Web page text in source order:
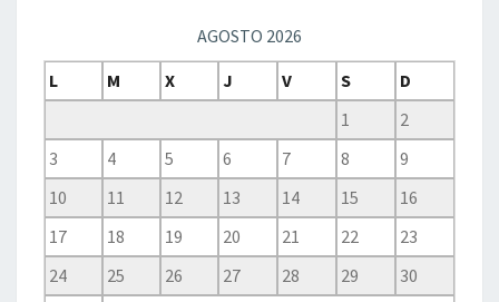
AGOSTO 2026
L
M X J V S
D
1
2
3
4 5 6 7 8
9
10
11 12 13 14 15
16
17
18 19 20 21 22
23
24
25 26 27 28 29
30